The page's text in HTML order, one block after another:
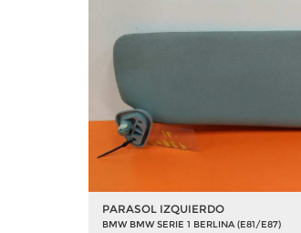
PARASOL IZQUIERDO
BMW BMW SERIE 1 BERLINA (E81/E87)